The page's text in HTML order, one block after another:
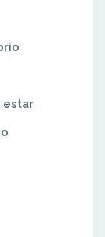
estar